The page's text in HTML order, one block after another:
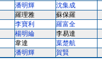
潘明輝 沈集成
羅理雅 蘇保羅
李寶利 羅富全
楊明綸 李易達
韋達 葉楚航
潘明輝
賀賢